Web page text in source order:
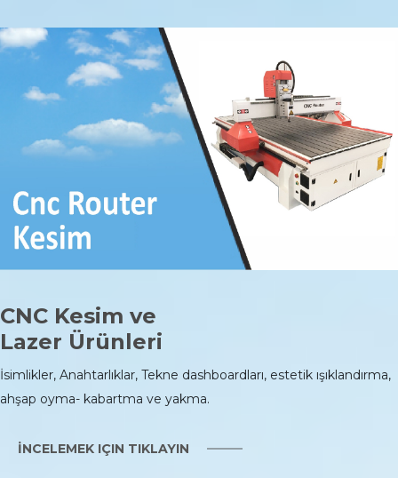
CNC Kesim ve
Lazer Ürünleri
İsimlikler, Anahtarlıklar, Tekne dashboardları, estetik ışıklandırma,
ahşap oyma- kabartma ve yakma.
İNCELEMEK IÇIN TIKLAYIN